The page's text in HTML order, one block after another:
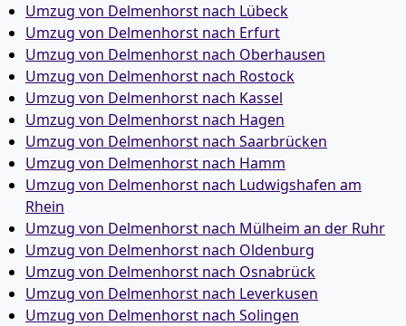
Umzug von Delmenhorst nach Lübeck
Umzug von Delmenhorst nach Erfurt
Umzug von Delmenhorst nach Oberhausen
Umzug von Delmenhorst nach Rostock
Umzug von Delmenhorst nach Kassel
Umzug von Delmenhorst nach Hagen
Umzug von Delmenhorst nach Saarbrücken
Umzug von Delmenhorst nach Hamm
Umzug von Delmenhorst nach Ludwigshafen am
Rhein
Umzug von Delmenhorst nach Mülheim an der Ruhr
Umzug von Delmenhorst nach Oldenburg
Umzug von Delmenhorst nach Osnabrück
Umzug von Delmenhorst nach Leverkusen
Umzug von Delmenhorst nach Solingen